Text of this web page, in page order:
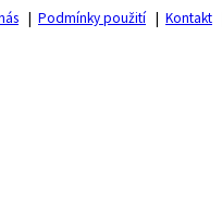
| Podmínky použití| Kontakt